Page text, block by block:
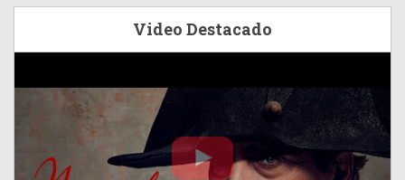
Video Destacado